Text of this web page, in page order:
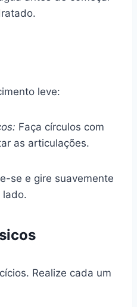
leve:
Faça círculos com
as articulações.
se e gire suavemente
lado.
Realize cada um